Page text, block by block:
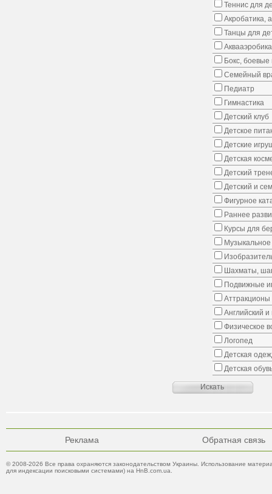
Теннис для
Акробатика,
Танцы для
Бокс, боевые
Семейный
Педиатр
Гимнастика
Детский клуб
Детское
Детские
Детская
Детский
Детский и
Фигурное
Раннее
Курсы для
Шахматы,
Подвижные
Аттракционы
Английский
Физическое
Логопед
Детская
Детская
Реклама Обратная связь
© 2008-2026 Все права охраняются законодательством Украины. Использование
для индексации поисковыми системами) на HnB.com.ua.